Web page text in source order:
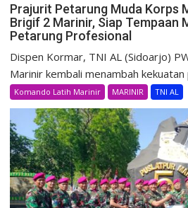
Prajurit Petarung Muda Korps
Brigif 2 Marinir, Siap Tempaan
Petarung Profesional
Dispen Kormar, TNI AL (Sidoarjo)
Marinir kembali menambah
Komando Latih Marinir MARINIR TNI AL